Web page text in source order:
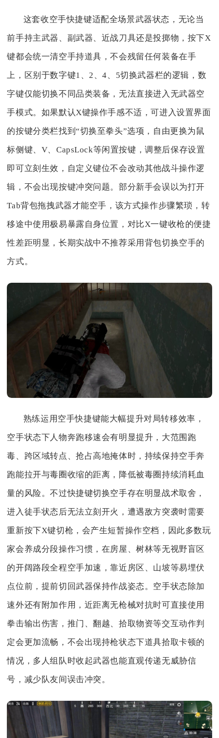
这套收空手快捷键适配全场景武器状态，无论当
前手持主武器、副武器、近战刀具还是投掷物，按下X
键都会统一清空手持道具，不会残留任何装备在手
上，区别于数字键1、2、4、5切换武器栏的逻辑，数
字键仅能切换不同品类装备，无法直接进入无武器空
手模式。如果默认X键操作手感不适，可进入设置界面
的按键分类栏找到“切换至拳头”选项，自由更换为鼠
标侧键、V、CapsLock等闲置按键，调整后保存设置
即可立刻生效，自定义键位不会改动其他战斗操作逻
辑，不会出现按键冲突问题。部分新手会误以为打开
Tab背包拖拽武器才能空手，该方式操作步骤繁琐，转
移途中使用极易暴露自身位置，对比X一键收枪的便捷
性差距明显，长期实战中不推荐采用背包切换空手的
方式。
熟练运用空手快捷键能大幅提升对局转移效率，
空手状态下人物奔跑移速会有明显提升，大范围跑
毒、跨区域转点、抢占高地掩体时，持续保持空手奔
跑能拉开与毒圈收缩的距离，降低被毒圈持续消耗血
量的风险。不过快捷键切换空手存在明显战术取舍，
进入徒手状态后无法立刻开火，遭遇敌方突袭时需要
重新按下X键切枪，会产生短暂操作空档，因此多数玩
家会养成分段操作习惯，在房屋、树林等无视野盲区
的开阔路段全程空手加速，靠近房区、山坡等易埋伏
点位前，提前切回武器保持作战姿态。空手状态除加
速外还有附加作用，近距离无枪械对抗时可直接使用
拳击输出伤害，推门、翻越、拾取物资等交互动作判
定会更加流畅，不会出现持枪状态下道具拾取卡顿的
情况，多人组队时收起武器也能直观传递无威胁信
号，减少队友间误击冲突。